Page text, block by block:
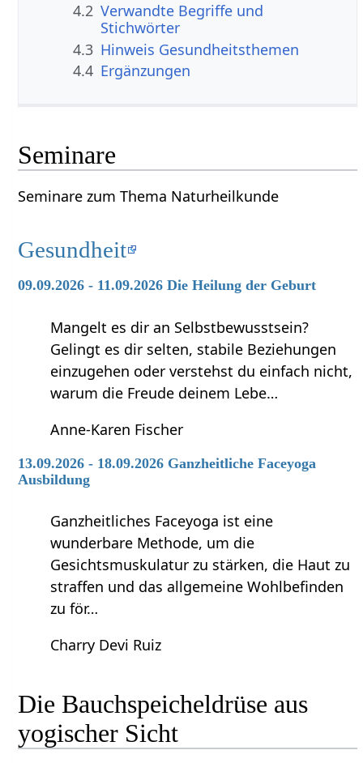
4.2 Verwandte Begriffe und
Stichwörter
4.3 Hinweis Gesundheitsthemen
4.4 Ergänzungen
Seminare
Seminare zum Thema Naturheilkunde
Gesundheit
09.09.2026 - 11.09.2026 Die Heilung der Geburt
Mangelt es dir an Selbstbewusstsein?
Gelingt es dir selten, stabile Beziehungen
einzugehen oder verstehst du einfach nicht,
warum die Freude deinem Lebe…
Anne-Karen Fischer
13.09.2026 - 18.09.2026 Ganzheitliche Faceyoga
Ausbildung
Ganzheitliches Faceyoga ist eine
wunderbare Methode, um die
Gesichtsmuskulatur zu stärken, die Haut zu
straffen und das allgemeine Wohlbefinden
zu för…
Charry Devi Ruiz
Die Bauchspeicheldrüse aus
yogischer Sicht